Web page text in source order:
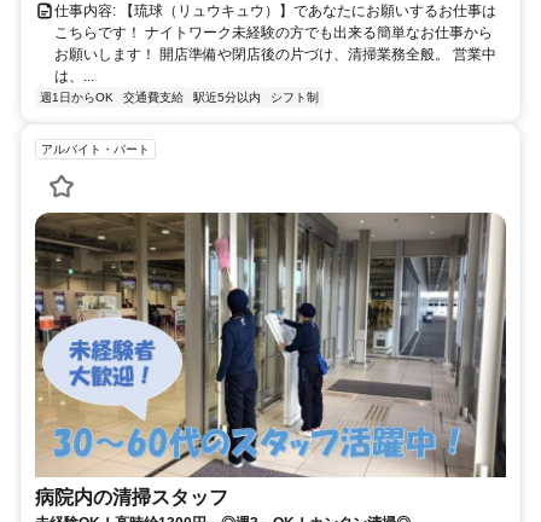
仕事内容: 【琉球（リュウキュウ）】であなたにお願いするお仕事は
こちらです！ ナイトワーク未経験の方でも出来る簡単なお仕事から
お願いします！ 開店準備や閉店後の片づけ、清掃業務全般。 営業中
は、...
週1日からOK 交通費支給 駅近5分以内 シフト制
アルバイト・パート
病院内の清掃スタッフ